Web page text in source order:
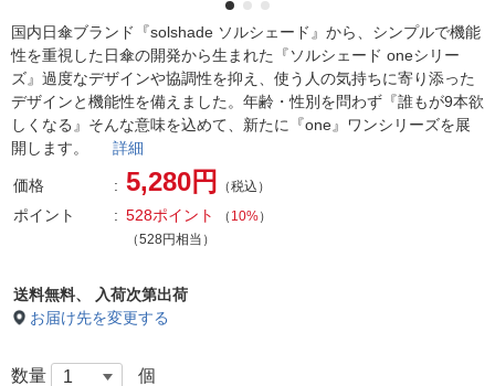
国内日傘ブランド『solshade ソルシェード』から、シンプルで機能
性を重視した日傘の開発から生まれた『ソルシェード oneシリー
ズ』過度なデザインや協調性を抑え、使う人の気持ちに寄り添った
デザインと機能性を備えました。年齢・性別を問わず『誰もが9本欲
しくなる』そんな意味を込めて、新たに『one』ワンシリーズを展
開します。 詳細
価格 5,280円 （税込）
ポイント 528ポイント （ 10%）
（528円相当）
送料無料、
入荷次第出荷
お届け先を変更する
数量 個